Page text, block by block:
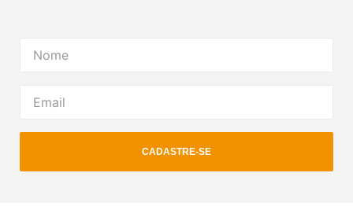
CADASTRE-SE